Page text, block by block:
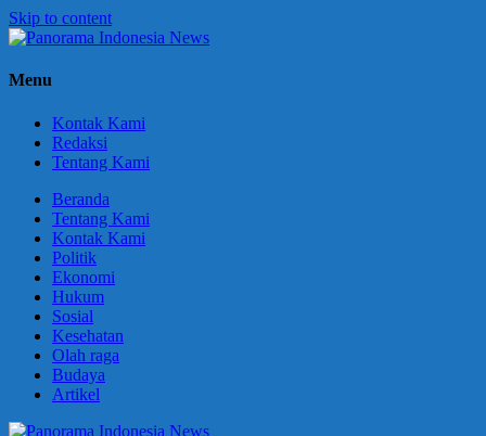
Skip to content
Panorama
Berani
Menu
Kontak Kami
Redaksi
Tentang Kami
Beranda
Tentang Kami
Kontak Kami
Politik
Ekonomi
Hukum
Sosial
Kesehatan
Olah raga
Budaya
Artikel